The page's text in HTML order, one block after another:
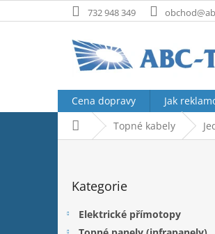
na
732 948 349
Cena dopravy Jak
Domů Topné kabely
kategorie
Kategorie
Elektrické přímotopy